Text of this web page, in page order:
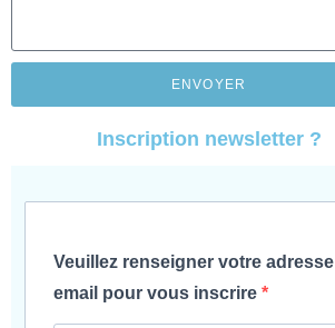
ENVOYER
Inscription newsletter ?
Veuillez renseigner votre adresse
email pour vous inscrire